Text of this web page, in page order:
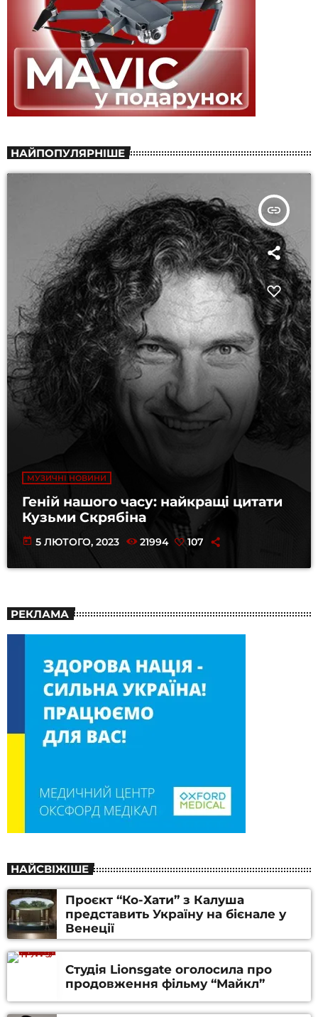
НАЙПОПУЛЯРНІШЕ
insert_link
МУЗИЧНІ НОВИНИ
Геній нашого часу: найкращі цитати
Кузьми Скрябіна
today 5 ЛЮТОГО, 2023 21994 107
РЕКЛАМА
НАЙСВІЖІШЕ
Проєкт “Ко-Хати” з Калуша
представить Україну на бієнале у
Венеції
Студія Lionsgate оголосила про
продовження фільму “Майкл”